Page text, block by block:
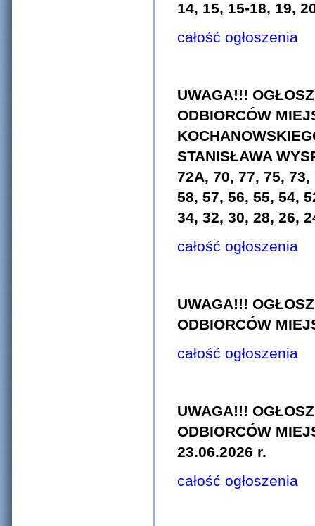
14, 15, 15-18, 19,
całość ogłoszenia
UWAGA!!!
ODBIORCÓW
STANISŁAWA
72A, 70, 77, 75,
58, 57, 56, 55, 54,
34, 32, 30, 28, 26,
całość ogłoszenia
UWAGA!!!
ODBIORCÓW
całość ogłoszenia
UWAGA!!!
ODBIORCÓW
23.06.2026 r.
całość ogłoszenia